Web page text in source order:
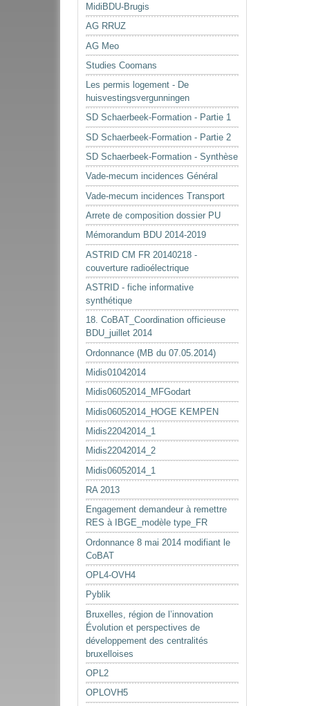
MidiBDU-Brugis
AG RRUZ
AG Meo
Studies Coomans
Les permis logement - De
huisvestingsvergunningen
SD Schaerbeek-Formation - Partie 1
SD Schaerbeek-Formation - Partie 2
SD Schaerbeek-Formation - Synthèse
Vade-mecum incidences Général
Vade-mecum incidences Transport
Arrete de composition dossier PU
Mémorandum BDU 2014-2019
ASTRID CM FR 20140218 -
couverture radioélectrique
ASTRID - fiche informative
synthétique
18. CoBAT_Coordination officieuse
BDU_juillet 2014
Ordonnance (MB du 07.05.2014)
Midis01042014
Midis06052014_MFGodart
Midis06052014_HOGE KEMPEN
Midis22042014_1
Midis22042014_2
Midis06052014_1
RA 2013
Engagement demandeur à remettre
RES à IBGE_modèle type_FR
Ordonnance 8 mai 2014 modifiant le
CoBAT
OPL4-OVH4
Pyblik
Bruxelles, région de l’innovation
Évolution et perspectives de
développement des centralités
bruxelloises
OPL2
OPLOVH5